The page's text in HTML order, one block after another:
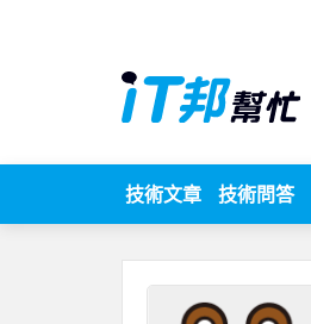
技術文章 技術問答